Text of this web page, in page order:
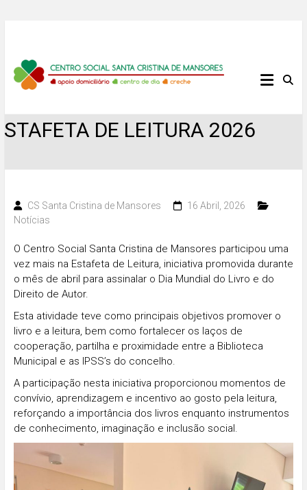
content
Centro
Santa
Cristina
de
Mansores
DE LEITURA 2026
CS Santa Cristina de Mansores
16 Abril, 2026
Notícias
O Centro Social Santa Cristina de Mansores participou uma
vez mais na Estafeta de Leitura, iniciativa promovida durante
o mês de abril para assinalar o Dia Mundial do Livro e do
Direito de Autor.
Esta atividade teve como principais objetivos promover o
livro e a leitura, bem como fortalecer os laços de
cooperação, partilha e proximidade entre a Biblioteca
Municipal e as IPSS’s do concelho.
A participação nesta iniciativa proporcionou momentos de
convívio, aprendizagem e incentivo ao gosto pela leitura,
reforçando a importância dos livros enquanto instrumentos
de conhecimento, imaginação e inclusão social.